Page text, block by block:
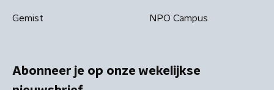
Gemist NPO Campus
Abonneer je op onze wekelijkse